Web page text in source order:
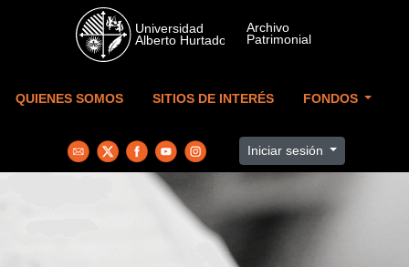
Skip to main content
QUIENES SOMOS SITIOS DE INTERÉS FONDOS
Iniciar sesión